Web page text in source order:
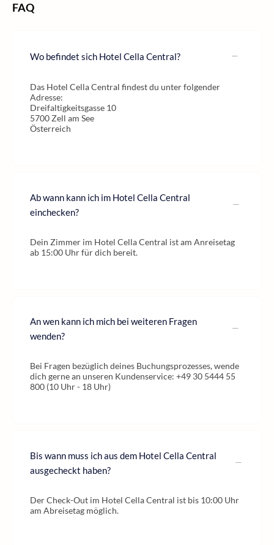
FAQ
Wo befindet sich Hotel Cella Central?
Das Hotel Cella Central findest du unter folgender
Adresse:
Dreifaltigkeitsgasse 10
5700 Zell am See
Österreich
Ab wann kann ich im Hotel Cella Central
einchecken?
Dein Zimmer im Hotel Cella Central ist am Anreisetag
ab 15:00 Uhr für dich bereit.
An wen kann ich mich bei weiteren Fragen
wenden?
Bei Fragen bezüglich deines Buchungsprozesses, wende
dich gerne an unseren Kundenservice: +49 30 5444 55
800 (10 Uhr - 18 Uhr)
Bis wann muss ich aus dem Hotel Cella Central
ausgecheckt haben?
Der Check-Out im Hotel Cella Central ist bis 10:00 Uhr
am Abreisetag möglich.